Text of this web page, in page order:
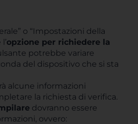
o “Impostazioni della
opzione per richiedere la
potrebbe variare
del dispositivo che si sta
alcune informazioni
la richiesta di verifica.
dovranno essere
ovvero: